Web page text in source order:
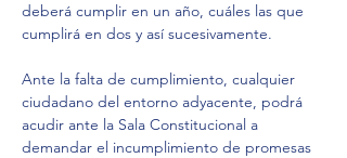
deberá cumplir en un año, cuáles las que
cumplirá en dos y así sucesivamente.
Ante la falta de cumplimiento, cualquier
ciudadano del entorno adyacente, podrá
acudir ante la Sala Constitucional a
demandar el incumplimiento de promesas